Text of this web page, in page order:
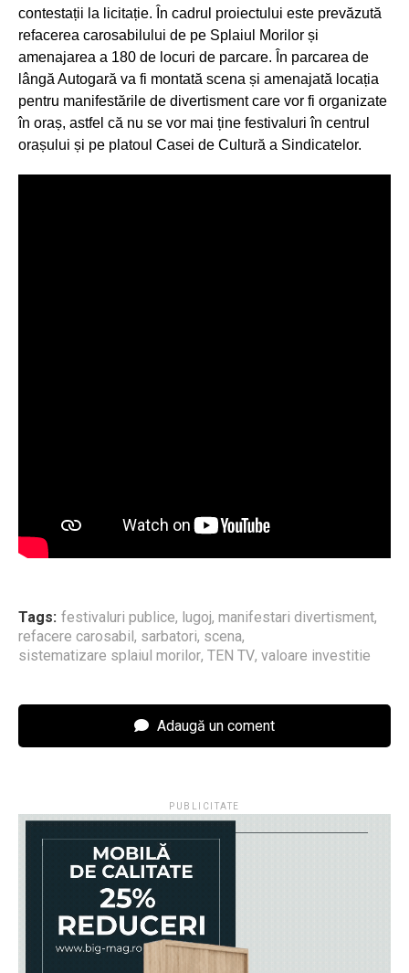
contestații la licitație. În cadrul proiectului este prevăzută
refacerea carosabilului de pe Splaiul Morilor și
amenajarea a 180 de locuri de parcare. În parcarea de
lângă Autogară va fi montată scena și amenajată locația
pentru manifestările de divertisment care vor fi organizate
în oraș, astfel că nu se vor mai ține festivaluri în centrul
orașului și pe platoul Casei de Cultură a Sindicatelor.
Tags: festivaluri publice, lugoj, manifestari divertisment,
refacere carosabil, sarbatori, scena,
sistematizare splaiul morilor, TEN TV, valoare investitie
Adaugă un coment
PUBLICITATE